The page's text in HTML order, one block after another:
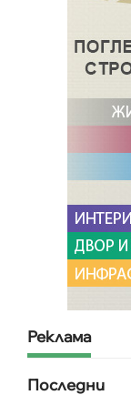
Реклама
Последни